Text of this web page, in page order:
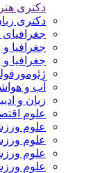
دکتری هنر
دکتری
جغرافیا
جغرافیا
آب و
زبان و
علوم
علوم
علوم
علوم
علوم